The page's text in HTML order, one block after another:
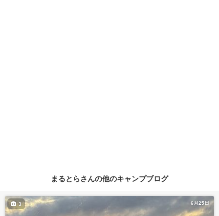
まるとらさんの他のキャンプブログ
6月25日
3